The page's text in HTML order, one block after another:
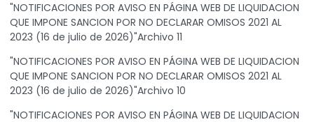
"NOTIFICACIONES POR AVISO EN PÁGINA WEB DE LIQUIDACION
QUE IMPONE SANCION POR NO DECLARAR OMISOS 2021 AL
2023 (16 de julio de 2026)"Archivo 11
"NOTIFICACIONES POR AVISO EN PÁGINA WEB DE LIQUIDACION
QUE IMPONE SANCION POR NO DECLARAR OMISOS 2021 AL
2023 (16 de julio de 2026)"Archivo 10
"NOTIFICACIONES POR AVISO EN PÁGINA WEB DE LIQUIDACION